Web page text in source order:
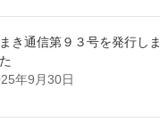
き通信第９３号を発行しま
年9月30日